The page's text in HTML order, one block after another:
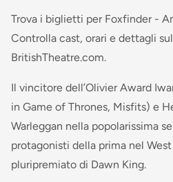
Trova i biglietti per Foxfinder -
Controlla cast, orari e dettagli
BritishTheatre.com.
Il vincitore dell’Olivier Award
in Game of Thrones, Misfits) e
Warleggan nella popolarissima
protagonisti della prima nel
pluripremiato di Dawn King.